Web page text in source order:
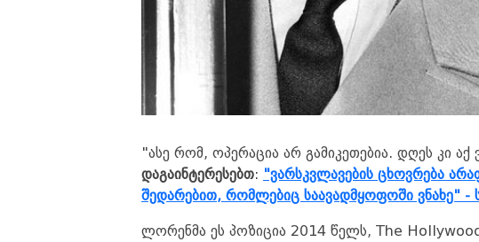
"ასე რომ, ოპერაცია არ გამიკეთებია. დღეს კი აქ
დაგაინტერესებთ: "ვარსკვლავების ცხოვრება
შედარებით, რომლებიც საავადმყოფოში
ლორენმა ეს პოზიცია 2014 წელს, The